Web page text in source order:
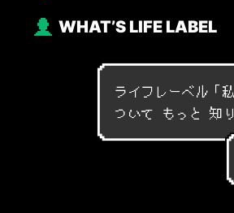
WHAT’S LIFE LABEL
ライフレーベル「私
つ いて も っ と 知 り